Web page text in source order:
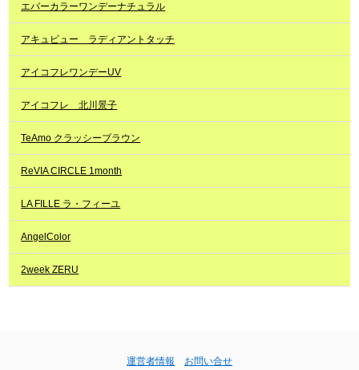
エバーカラーワンデーナチュラル
アキュビュー ラディアントタッチ
アイコフレワンデーUV
アイコフレ 北川景子
TeAmo クラッシーブラウン
ReVIA CIRCLE 1month
LA FILLE ラ・フィーユ
AngelColor
2week ZERU
運営者情報 お問い合せ